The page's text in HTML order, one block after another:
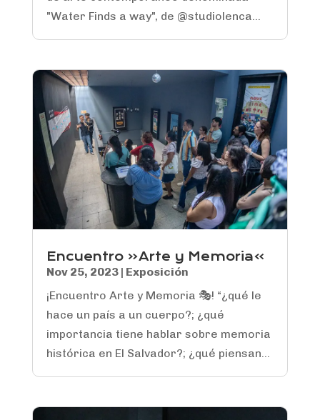
"Water Finds a way", de @studiolenca...
Encuentro «Arte y Memoria»
Nov 25, 2023| Exposición
¡Encuentro Arte y Memoria 🎭! “¿qué le
hace un país a un cuerpo?; ¿qué
importancia tiene hablar sobre memoria
histórica en El Salvador?; ¿qué piensan...